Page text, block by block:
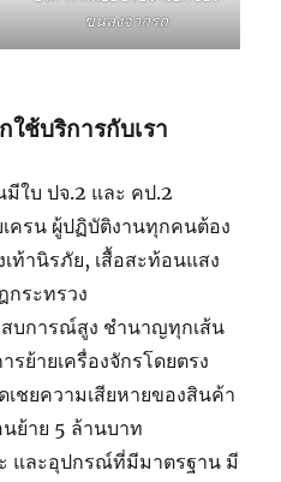
ขนลงจากรถ
ใช้บริการกับเรา
ใบ ปจ.2 และ คป.2
ครน ผู้ปฏิบัติงานทุกคนต้อง
ท้านิรภัย, เสื้อสะท้อนแสง
ระทรวง
บการณ์สูง ชำนาญทุกเส้น
ย้ายเครื่องจักรโดยตรง
ชยความเสียหายของสินค้า
ย้าย 5 ล้านบาท
และอุปกรณ์ที่มีมาตรฐาน มี